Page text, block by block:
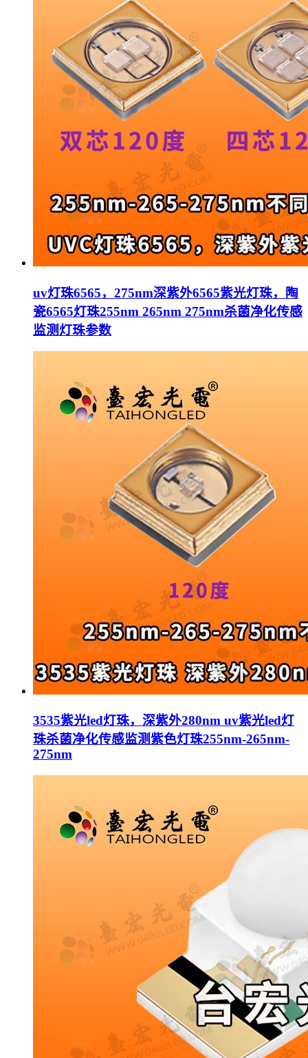
uv灯珠6565，275nm深紫外6565紫光灯珠，陶
瓷6565灯珠255nm 265nm 275nm杀菌净化传感
监测灯珠参数
3535紫光led灯珠，深紫外280nm uv紫光led灯
珠杀菌净化传感监测紫色灯珠255nm-265nm-
275nm